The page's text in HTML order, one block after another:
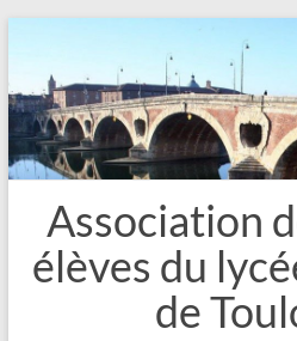
contenu
Association
élèves du
de